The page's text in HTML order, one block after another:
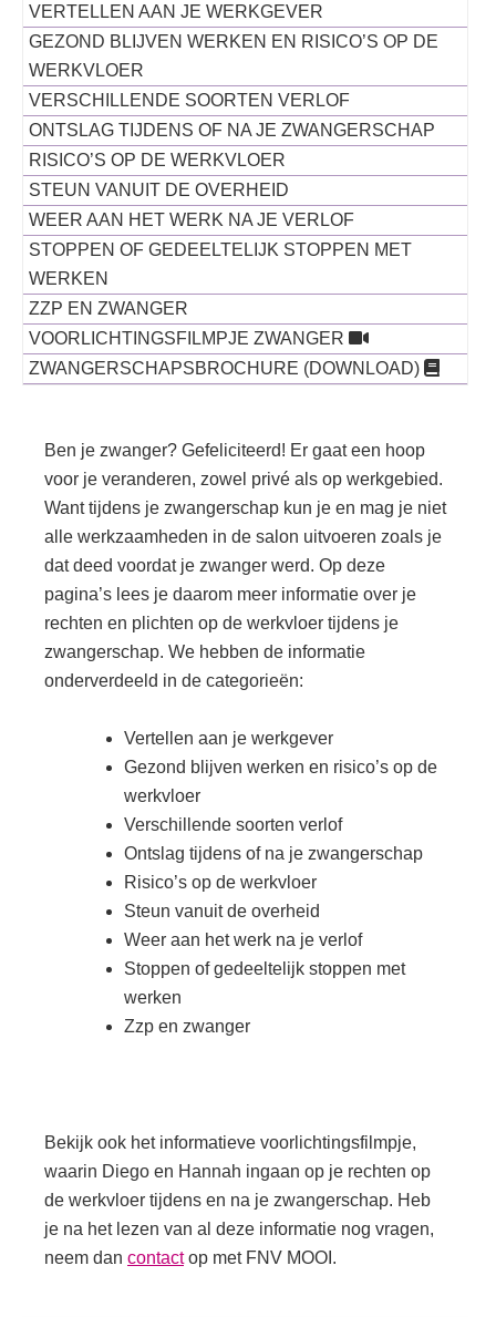
VERTELLEN AAN JE WERKGEVER
GEZOND BLIJVEN WERKEN EN RISICO’S OP DE
WERKVLOER
VERSCHILLENDE SOORTEN VERLOF
ONTSLAG TIJDENS OF NA JE ZWANGERSCHAP
RISICO’S OP DE WERKVLOER
STEUN VANUIT DE OVERHEID
WEER AAN HET WERK NA JE VERLOF
STOPPEN OF GEDEELTELIJK STOPPEN MET
WERKEN
ZZP EN ZWANGER
VOORLICHTINGSFILMPJE ZWANGER
ZWANGERSCHAPSBROCHURE (DOWNLOAD)
Ben je zwanger? Gefeliciteerd! Er gaat een hoop
voor je veranderen, zowel privé als op werkgebied.
Want tijdens je zwangerschap kun je en mag je niet
alle werkzaamheden in de salon uitvoeren zoals je
dat deed voordat je zwanger werd. Op deze
pagina’s lees je daarom meer informatie over je
rechten en plichten op de werkvloer tijdens je
zwangerschap. We hebben de informatie
onderverdeeld in de categorieën:
Vertellen aan je werkgever
Gezond blijven werken en risico’s op de
werkvloer
Verschillende soorten verlof
Ontslag tijdens of na je zwangerschap
Risico’s op de werkvloer
Steun vanuit de overheid
Weer aan het werk na je verlof
Stoppen of gedeeltelijk stoppen met
werken
Zzp en zwanger
Bekijk ook het informatieve voorlichtingsfilmpje,
waarin Diego en Hannah ingaan op je rechten op
de werkvloer tijdens en na je zwangerschap. Heb
je na het lezen van al deze informatie nog vragen,
neem dan contactop met FNV MOOI.